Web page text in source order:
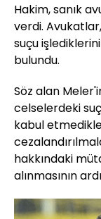
Hakim, sanık
verdi.
suçu
bulundu.
Söz alan
celselerdeki
kabul
hakkındaki
alınmasının